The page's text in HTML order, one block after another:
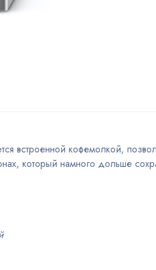
встроенной кофемолкой,
который намного дольше